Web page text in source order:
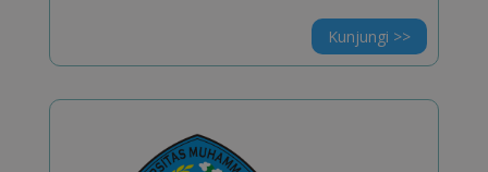
Kunjungi >>